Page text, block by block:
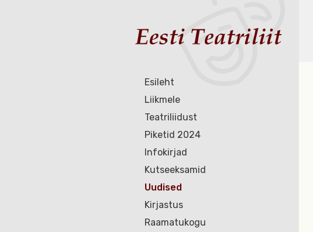
Esileht
Liikmele
Teatriliidust
Piketid 2024
Infokirjad
Kutseeksamid
Uudised
Kirjastus
Raamatukogu